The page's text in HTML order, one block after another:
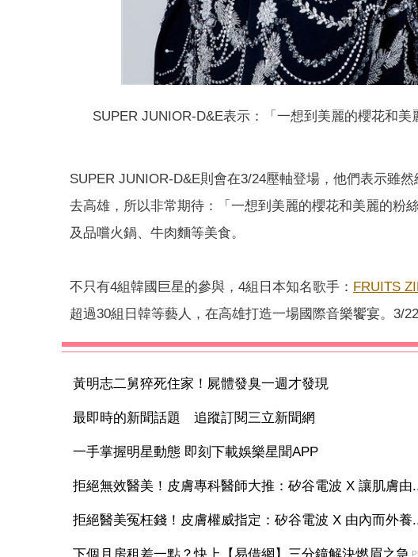
SUPER JUNIOR-D&E表示：「 一想到美麗的櫻花和美
SUPER JUNIOR-D&E則會在3/24壓軸登場， 他們表示雖然
去高雄，所以非常期待：「 一想到美麗的櫻花和美麗的粉
及品嚐火鍋、牛肉麵等美食。
不只有4組韓國巨星的參與，4組日本知名歌手： FRUITS
超過30組日韓等藝人，在高雄打造一場國際音樂饗宴。3/
黃明志二舅猝死住家！屍體發臭一週才發現
最即時的新聞話題 追蹤訂閱三立新聞網
一手掌握明星動態 即刻下載娛樂星聞APP
拒絕無效醫美！皮膚專科醫師大推：矽谷電波 X 讓肌膚由
拒絕醫美冤枉錢！皮膚權威指定：矽谷電波 X 由內而外養